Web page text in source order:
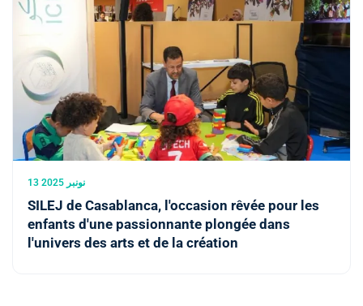
13 نونبر 2025
SILEJ de Casablanca, l'occasion rêvée pour les
enfants d'une passionnante plongée dans
l'univers des arts et de la création